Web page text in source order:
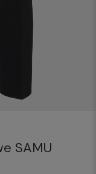
SAMU